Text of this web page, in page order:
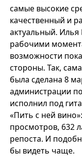
самые высокие
качественный и
актуальный. Илья
рабочими
возможности
стороны. Так,
была сделана 8
администрации
исполнил под
«Пить с ней
просмотров, 632
репоста. И
бы видеть чаще.